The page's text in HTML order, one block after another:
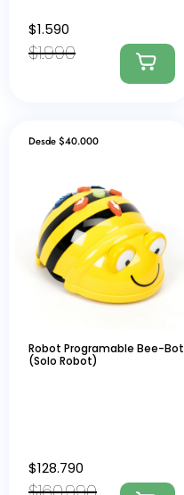
$1.990
$1.590
Desde $40.000
Robot Programable Bee-Bot
(Solo Robot)
$128.790